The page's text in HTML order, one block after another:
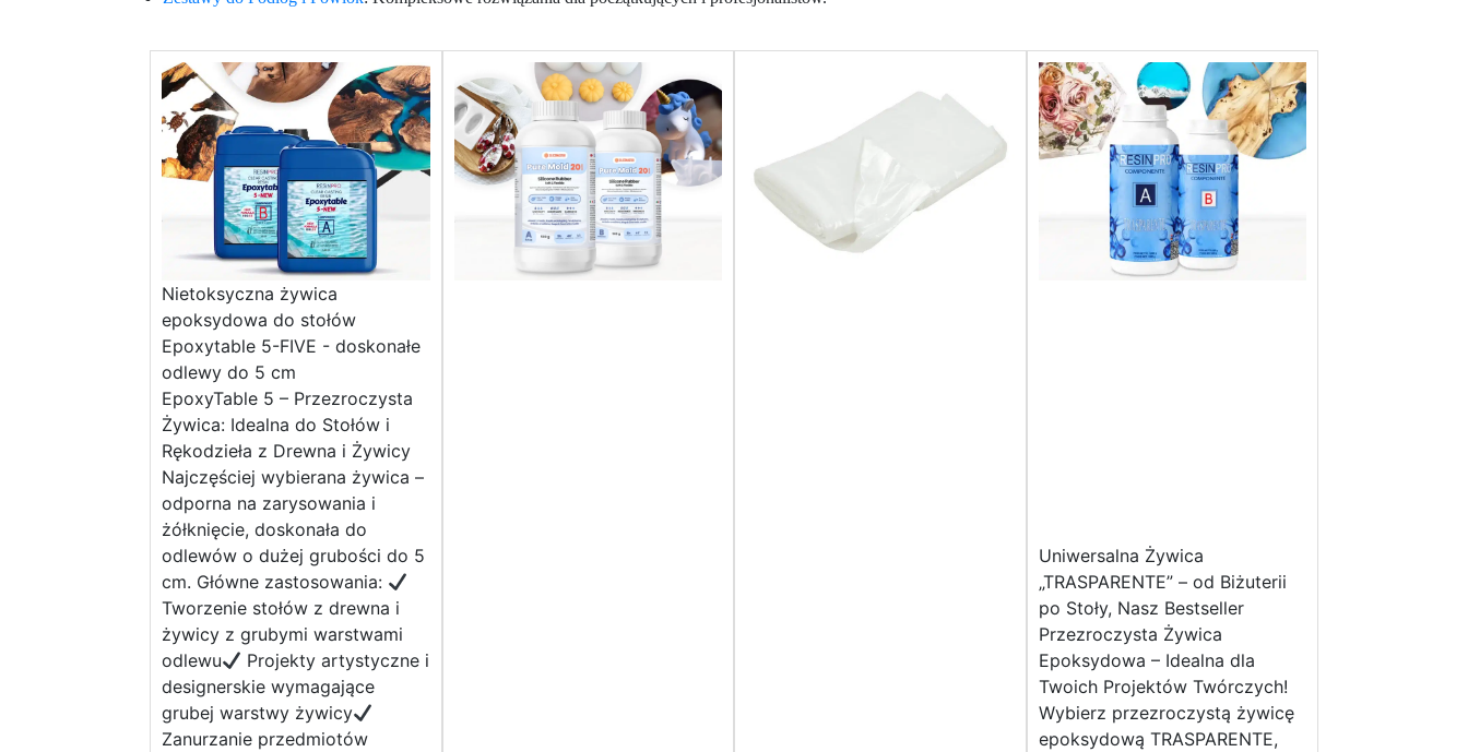
Nietoksyczna żywica
epoksydowa do stołów
Epoxytable 5-FIVE - doskonałe
odlewy do 5 cm
EpoxyTable 5 – Przezroczysta
Żywica: Idealna do Stołów i
Rękodzieła z Drewna i Żywicy
Najczęściej wybierana żywica –
odporna na zarysowania i
żółknięcie, doskonała do
odlewów o dużej grubości do 5
cm. Główne zastosowania:
Tworzenie stołów z drewna i
żywicy z grubymi warstwami
odlewu
Projekty artystyczne i
designerskie wymagające
grubej warstwy żywicy
Zanurzanie przedmiotów
Uniwersalna Żywica
„TRASPARENTE” – od Biżuterii
po Stoły, Nasz Bestseller
Przezroczysta Żywica
Epoksydowa – Idealna dla
Twoich Projektów Twórczych!
Wybierz przezroczystą żywicę
epoksydową TRASPARENTE,